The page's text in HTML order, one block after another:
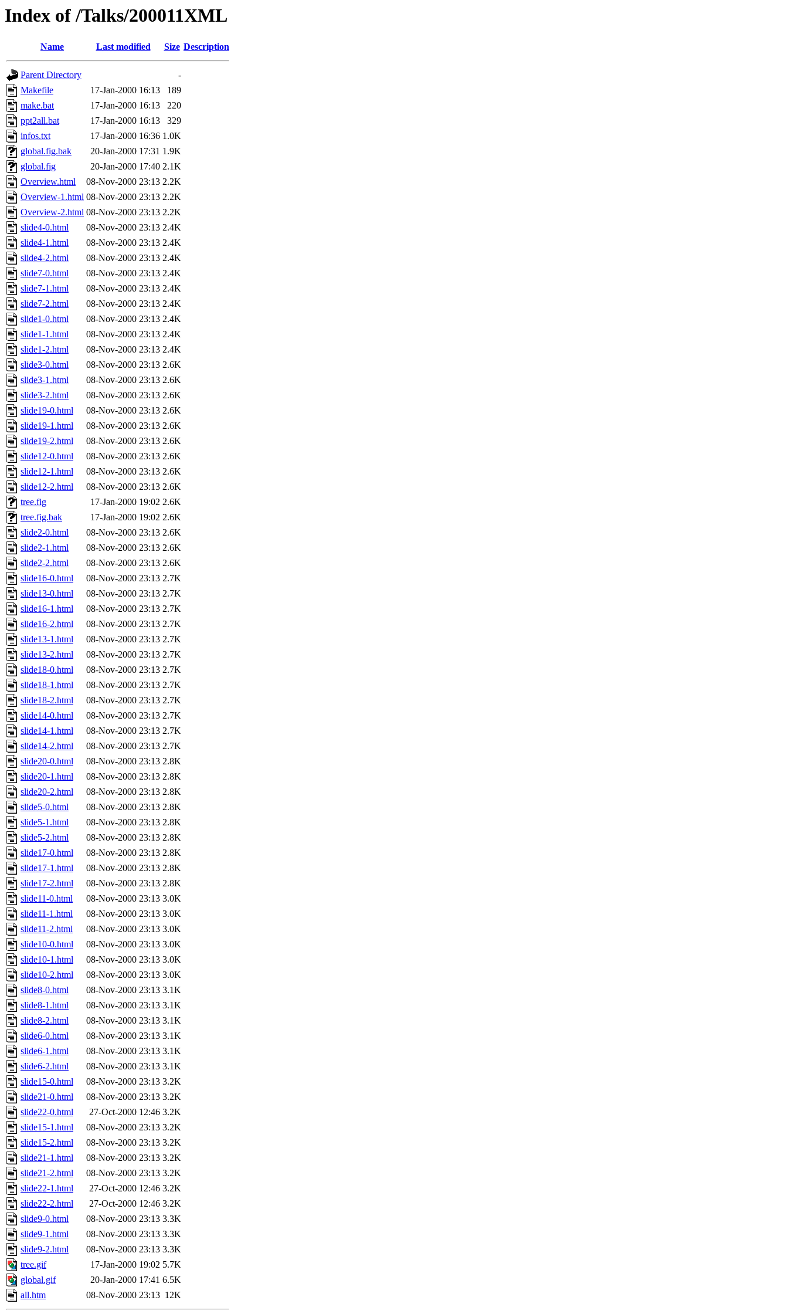
Index of /Talks/200011XML
Name Last modified Size Description
Parent Directory
-
Makefile
17-Jan-2000 16:13
189
make.bat
17-Jan-2000 16:13
220
ppt2all.bat
17-Jan-2000 16:13
329
infos.txt
17-Jan-2000 16:36 1.0K
global.fig.bak
20-Jan-2000 17:31 1.9K
global.fig
20-Jan-2000 17:40 2.1K
Overview.html
08-Nov-2000 23:13 2.2K
Overview-1.html 08-Nov-2000 23:13 2.2K
Overview-2.html 08-Nov-2000 23:13 2.2K
slide4-0.html
08-Nov-2000 23:13 2.4K
slide4-1.html
08-Nov-2000 23:13 2.4K
slide4-2.html
08-Nov-2000 23:13 2.4K
slide7-0.html
08-Nov-2000 23:13 2.4K
slide7-1.html
08-Nov-2000 23:13 2.4K
slide7-2.html
08-Nov-2000 23:13 2.4K
slide1-0.html
08-Nov-2000 23:13 2.4K
slide1-1.html
08-Nov-2000 23:13 2.4K
slide1-2.html
08-Nov-2000 23:13 2.4K
slide3-0.html
08-Nov-2000 23:13 2.6K
slide3-1.html
08-Nov-2000 23:13 2.6K
slide3-2.html
08-Nov-2000 23:13 2.6K
slide19-0.html
08-Nov-2000 23:13 2.6K
slide19-1.html
08-Nov-2000 23:13 2.6K
slide19-2.html
08-Nov-2000 23:13 2.6K
slide12-0.html
08-Nov-2000 23:13 2.6K
slide12-1.html
08-Nov-2000 23:13 2.6K
slide12-2.html
08-Nov-2000 23:13 2.6K
tree.fig
17-Jan-2000 19:02 2.6K
tree.fig.bak
17-Jan-2000 19:02 2.6K
slide2-0.html
08-Nov-2000 23:13 2.6K
slide2-1.html
08-Nov-2000 23:13 2.6K
slide2-2.html
08-Nov-2000 23:13 2.6K
slide16-0.html
08-Nov-2000 23:13 2.7K
slide13-0.html
08-Nov-2000 23:13 2.7K
slide16-1.html
08-Nov-2000 23:13 2.7K
slide16-2.html
08-Nov-2000 23:13 2.7K
slide13-1.html
08-Nov-2000 23:13 2.7K
slide13-2.html
08-Nov-2000 23:13 2.7K
slide18-0.html
08-Nov-2000 23:13 2.7K
slide18-1.html
08-Nov-2000 23:13 2.7K
slide18-2.html
08-Nov-2000 23:13 2.7K
slide14-0.html
08-Nov-2000 23:13 2.7K
slide14-1.html
08-Nov-2000 23:13 2.7K
slide14-2.html
08-Nov-2000 23:13 2.7K
slide20-0.html
08-Nov-2000 23:13 2.8K
slide20-1.html
08-Nov-2000 23:13 2.8K
slide20-2.html
08-Nov-2000 23:13 2.8K
slide5-0.html
08-Nov-2000 23:13 2.8K
slide5-1.html
08-Nov-2000 23:13 2.8K
slide5-2.html
08-Nov-2000 23:13 2.8K
slide17-0.html
08-Nov-2000 23:13 2.8K
slide17-1.html
08-Nov-2000 23:13 2.8K
slide17-2.html
08-Nov-2000 23:13 2.8K
slide11-0.html
08-Nov-2000 23:13 3.0K
slide11-1.html
08-Nov-2000 23:13 3.0K
slide11-2.html
08-Nov-2000 23:13 3.0K
slide10-0.html
08-Nov-2000 23:13 3.0K
slide10-1.html
08-Nov-2000 23:13 3.0K
slide10-2.html
08-Nov-2000 23:13 3.0K
slide8-0.html
08-Nov-2000 23:13 3.1K
slide8-1.html
08-Nov-2000 23:13 3.1K
slide8-2.html
08-Nov-2000 23:13 3.1K
slide6-0.html
08-Nov-2000 23:13 3.1K
slide6-1.html
08-Nov-2000 23:13 3.1K
slide6-2.html
08-Nov-2000 23:13 3.1K
slide15-0.html
08-Nov-2000 23:13 3.2K
slide21-0.html
08-Nov-2000 23:13 3.2K
slide22-0.html
27-Oct-2000 12:46 3.2K
slide15-1.html
08-Nov-2000 23:13 3.2K
slide15-2.html
08-Nov-2000 23:13 3.2K
slide21-1.html
08-Nov-2000 23:13 3.2K
slide21-2.html
08-Nov-2000 23:13 3.2K
slide22-1.html
27-Oct-2000 12:46 3.2K
slide22-2.html
27-Oct-2000 12:46 3.2K
slide9-0.html
08-Nov-2000 23:13 3.3K
slide9-1.html
08-Nov-2000 23:13 3.3K
slide9-2.html
08-Nov-2000 23:13 3.3K
tree.gif
17-Jan-2000 19:02 5.7K
global.gif
20-Jan-2000 17:41 6.5K
all.htm
08-Nov-2000 23:13 12K